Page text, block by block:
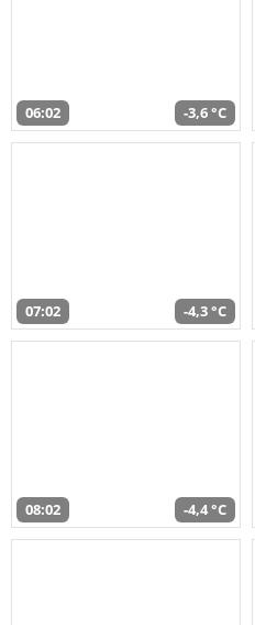
06:02 -3,6 °C
07:02 -4,3 °C
08:02 -4,4 °C